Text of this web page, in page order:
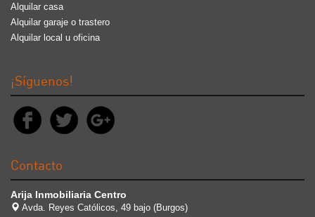
Alquilar casa
Alquilar garaje o trastero
Alquilar local u oficina
¡Síguenos!
Contacto
Arija Inmobiliaria Centro
Avda. Reyes Católicos, 49 bajo (Burgos)